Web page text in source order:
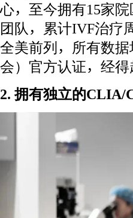
心，至今拥有15家
团队，累计IVF治疗
全美前列，所有数
会）官方认证，经得
2. 拥有独立的CLIA/